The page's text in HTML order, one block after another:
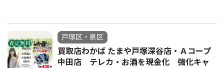
戸塚区・泉区
買取店わかば たまや戸塚深谷店・Ａコープ
中田店 テレカ・お酒を現金化 強化キャ